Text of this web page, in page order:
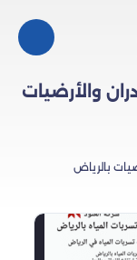
والأرضيات
بالرياض